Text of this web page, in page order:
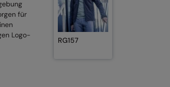
für
Logo-
RG157